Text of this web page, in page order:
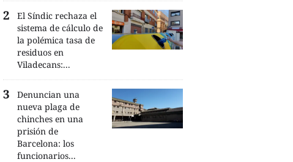
El Síndic rechaza el
sistema de cálculo de
la polémica tasa de
residuos en
Viladecans:...
Denuncian una
nueva plaga de
chinches en una
prisión de
Barcelona: los
funcionarios...